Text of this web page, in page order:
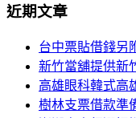
導
關
近期文章
台中票貼借錢另
新竹當舖提供新
高雄眼科韓式高
樹林支票借款準